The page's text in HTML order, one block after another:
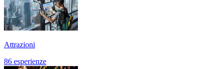
Attrazioni
86 esperienze